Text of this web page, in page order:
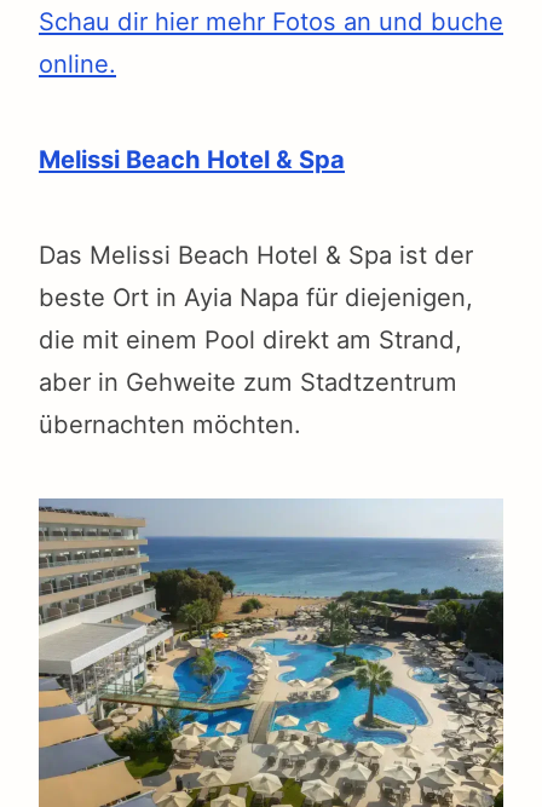
Schau dir hier mehr Fotos an und buche
online.
Melissi Beach Hotel & Spa
Das Melissi Beach Hotel & Spa ist der
beste Ort in Ayia Napa für diejenigen,
die mit einem Pool direkt am Strand,
aber in Gehweite zum Stadtzentrum
übernachten möchten.